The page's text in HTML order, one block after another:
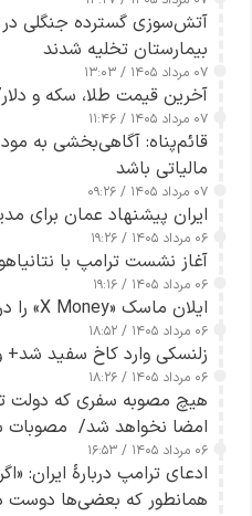
آتش‌سوزی گسترده جنگلی
بیمارستان تخلیه شدند
۰۷ مرداد ۱۴۰۵ / ۱۳:۰۳
آخرین قیمت طلا، سکه و دلار7مرداد1405
۰۷ مرداد ۱۴۰۵ / ۱۱:۴۶
قائم‌پناه: آگاهی‌بخشی به
مالیاتی باشد
۰۷ مرداد ۱۴۰۵ / ۰۹:۲۶
ایران پیشنهاد عمان برای
۰۶ مرداد ۱۴۰۵ / ۱۹:۲۶
آغاز نشست ترامپ با
۰۶ مرداد ۱۴۰۵ / ۱۹:۱۶
ایلان ماسک «X Money» را در آمریکا راه‌اندازی کرد
۰۶ مرداد ۱۴۰۵ / ۱۸:۵۲
زلنسکی وارد کاخ سفید شد+
۰۶ مرداد ۱۴۰۵ / ۱۸:۲۶
هیچ مصوبه سفری که دولت
امضا نخواهد شد/ مصوبات
قانون بودجه است+ عکس
۰۶ مرداد ۱۴۰۵ / ۱۶:۵۳
ادعای ترامپ دربارهٔ ایران:
همانطور که بعضی‌ها دوست